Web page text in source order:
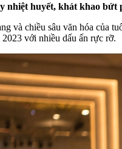
nhiệt huyết, khát khao bứt
và chiều sâu văn hóa của
với nhiều dấu ấn rực rỡ.